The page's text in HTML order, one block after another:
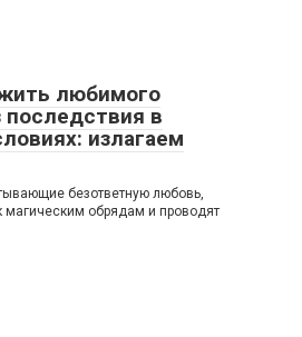
любимого
в
излагаем
безответную любовь,
магическим обрядам и проводят